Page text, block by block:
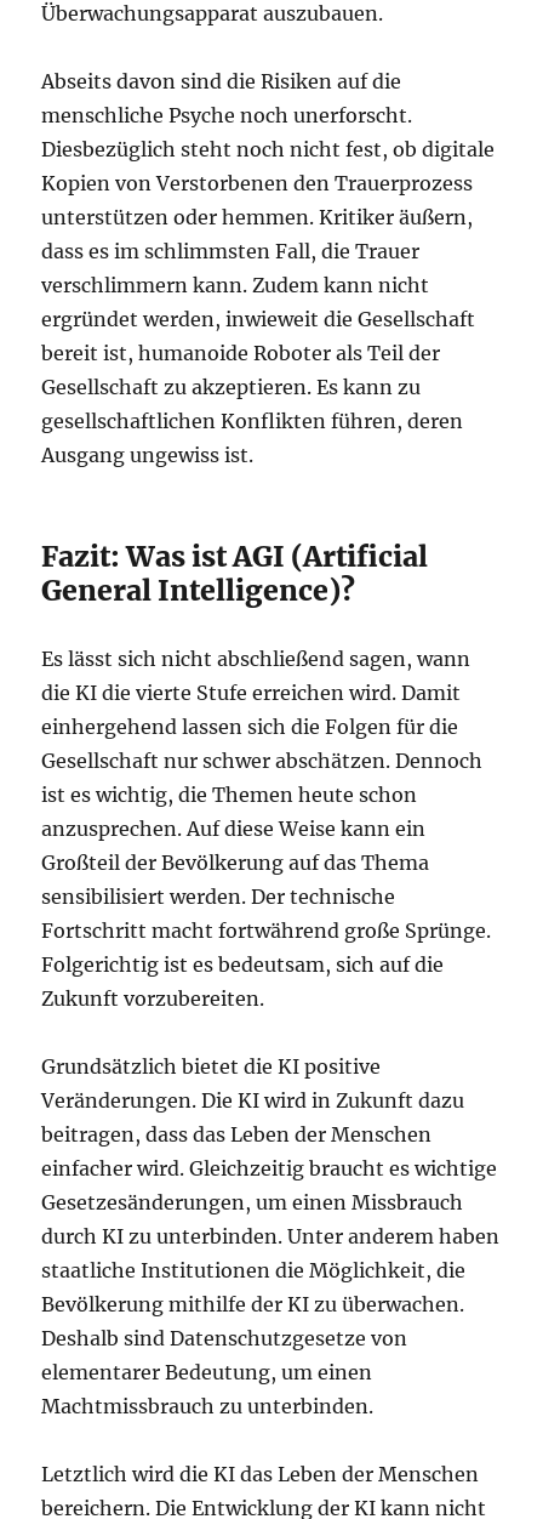
Überwachungsapparat auszubauen.
Abseits davon sind die Risiken auf die
menschliche Psyche noch unerforscht.
Diesbezüglich steht noch nicht fest, ob digitale
Kopien von Verstorbenen den Trauerprozess
unterstützen oder hemmen. Kritiker äußern,
dass es im schlimmsten Fall, die Trauer
verschlimmern kann. Zudem kann nicht
ergründet werden, inwieweit die Gesellschaft
bereit ist, humanoide Roboter als Teil der
Gesellschaft zu akzeptieren. Es kann zu
gesellschaftlichen Konflikten führen, deren
Ausgang ungewiss ist.
Fazit: Was ist AGI (Artificial
General Intelligence)?
Es lässt sich nicht abschließend sagen, wann
die KI die vierte Stufe erreichen wird. Damit
einhergehend lassen sich die Folgen für die
Gesellschaft nur schwer abschätzen. Dennoch
ist es wichtig, die Themen heute schon
anzusprechen. Auf diese Weise kann ein
Großteil der Bevölkerung auf das Thema
sensibilisiert werden. Der technische
Fortschritt macht fortwährend große Sprünge.
Folgerichtig ist es bedeutsam, sich auf die
Zukunft vorzubereiten.
Grundsätzlich bietet die KI positive
Veränderungen. Die KI wird in Zukunft dazu
beitragen, dass das Leben der Menschen
einfacher wird. Gleichzeitig braucht es wichtige
Gesetzesänderungen, um einen Missbrauch
durch KI zu unterbinden. Unter anderem haben
staatliche Institutionen die Möglichkeit, die
Bevölkerung mithilfe der KI zu überwachen.
Deshalb sind Datenschutzgesetze von
elementarer Bedeutung, um einen
Machtmissbrauch zu unterbinden.
Letztlich wird die KI das Leben der Menschen
bereichern. Die Entwicklung der KI kann nicht